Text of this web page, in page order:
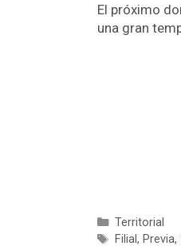
El próximo
una gran
Territorial
Filial, Previa,